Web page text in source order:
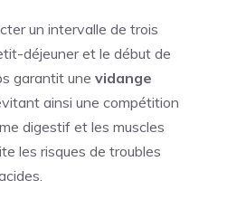
un intervalle de trois
déjeuner et le début de
garantit une vidange
ainsi une compétition
digestif et les muscles
les risques de troubles